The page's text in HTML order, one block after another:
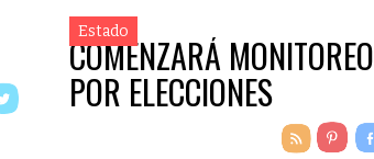
Estado
COMENZARÁ MONITOREO
POR ELECCIONES